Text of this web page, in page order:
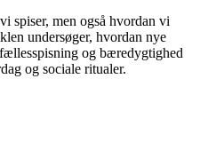
spiser, men også hvordan vi
undersøger, hvordan nye
og bæredygtighed
og sociale ritualer.